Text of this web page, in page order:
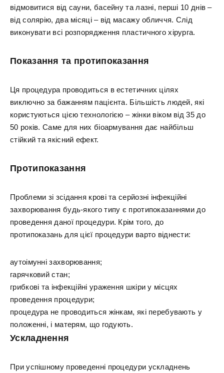
відмовитися від сауни, басейну та лазні, перші 10 днів –
від солярію, два місяці – від масажу обличчя. Слід
виконувати всі розпорядження пластичного хірурга.
Показання та протипоказання
Ця процедура проводиться в естетичних цілях
виключно за бажанням пацієнта. Більшість людей, які
користуються цією технологією – жінки віком від 35 до
50 років. Саме для них біоармування дає найбільш
стійкий та якісний ефект.
Протипоказання
Проблеми зі зсідання крові та серйозні інфекційні
захворювання будь-якого типу є протипоказаннями до
проведення даної процедури. Крім того, до
протипоказань для цієї процедури варто віднести:
аутоімунні захворювання;
гарячковий стан;
грибкові та інфекційні ураження шкіри у місцях
проведення процедури;
процедура не проводиться жінкам, які перебувають у
положенні, і матерям, що годують.
Ускладнення
При успішному проведенні процедури ускладнень